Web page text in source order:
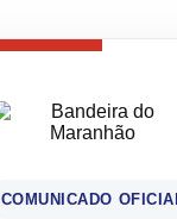
COMUNICADO